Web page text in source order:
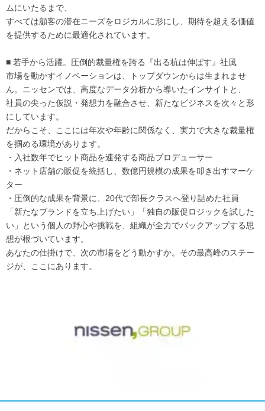
ムにいたるまで、
すべては顧客の潜在ニーズをロジカルに形にし、期待を超える価値
を提供するために最適化されています。
■ 若手から活躍。圧倒的裁量権を誇る『出る杭は伸ばす』社風
市場を動かすイノベーションは、トップダウンからは生まれませ
ん。ニッセンでは、高度なデータ分析から導いたインサイトと、
社員の尖った仮説・発想力を融合させ、新たなビジネスを次々と形
にしています。
だからこそ、ここには年次や年齢に関係なく、実力で大きな裁量権
を掴める環境があります。
・入社数年でヒット商品を連発する商品プロデューサー
・ネット店舗の販促を統括し、数億円規模の成果を叩き出すマーケ
ター
・圧倒的な成果を背景に、20代で部長クラスへ登り詰めた社員
「新たなブランドを立ち上げたい」「独自の販促ロジックを試した
い」という個人の野心や挑戦を、組織が全力でバックアップする思
想が根づいています。
あなたの仕掛けで、次の市場をどう動かすか。その最高峰のステー
ジが、ここにあります。